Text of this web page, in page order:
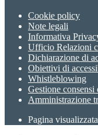
Cookie policy
Note legali
Informativa
Ufficio Relazioni
Dichiarazione di
Obiettivi di
Whistleblowing
Gestione consensi
Amministrazione
Pagina visualizzata